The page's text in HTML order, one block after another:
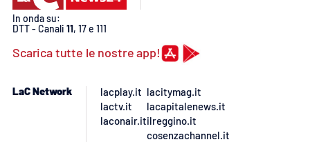
PROGETTI
SPECIALI
Buona Sanità Calabria
CALABRIAVISIONE
In onda su:
DTT - Canali 11, 17 e 111
Scarica tutte le nostre app!
LaC Network
lacplay.it
lactv.it
laconair.it
lacitymag.it
lacapitalenews.it
ilreggino.it
cosenzachannel.it